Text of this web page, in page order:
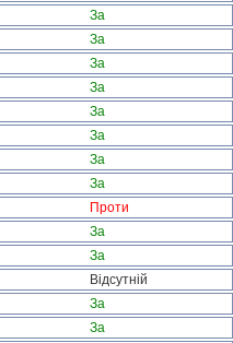
За
За
За
За
За
За
За
За
Проти
За
За
Відсутній
За
За